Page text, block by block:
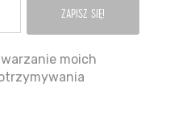
moich